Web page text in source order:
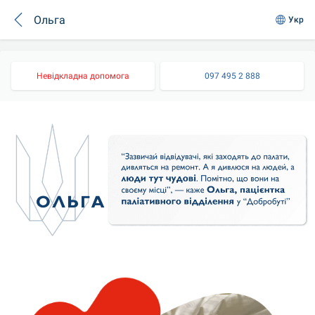
Ольга Укр
Невідкладна допомога 097 495 2 888